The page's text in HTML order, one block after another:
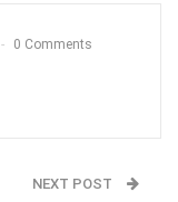
0 Comments
NEXT POST